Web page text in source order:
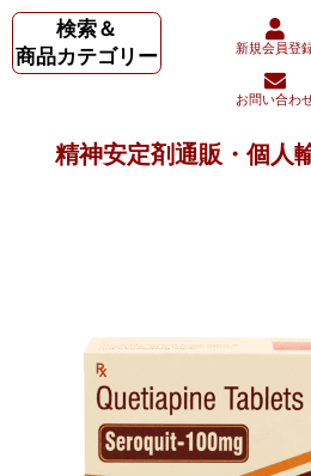
検索＆
商品カテゴリー
新規会員登
お問い合わ
精神安定剤通販・個人